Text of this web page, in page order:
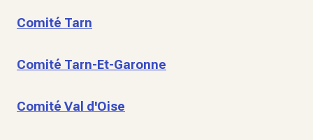
Comité Tarn
Comité Tarn-Et-Garonne
Comité Val d'Oise